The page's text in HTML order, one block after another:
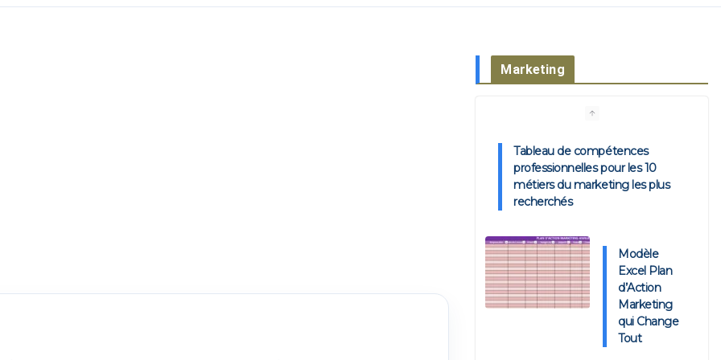
Marketing
Tableau de compétences
professionnelles pour les 10
métiers du marketing les plus
recherchés
Modèle
Excel Plan
d’Action
Marketing
qui Change
Tout